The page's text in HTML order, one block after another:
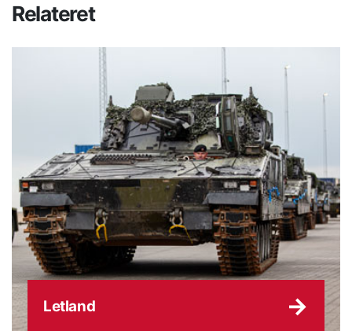
Relateret
Letland